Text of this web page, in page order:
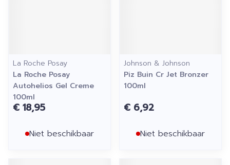
La Roche Posay
La Roche Posay
Autohelios Gel Creme
100ml
€ 18,95
Niet beschikbaar
Johnson & Johnson
Piz Buin Cr Jet Bronzer
100ml
€ 6,92
Niet beschikbaar